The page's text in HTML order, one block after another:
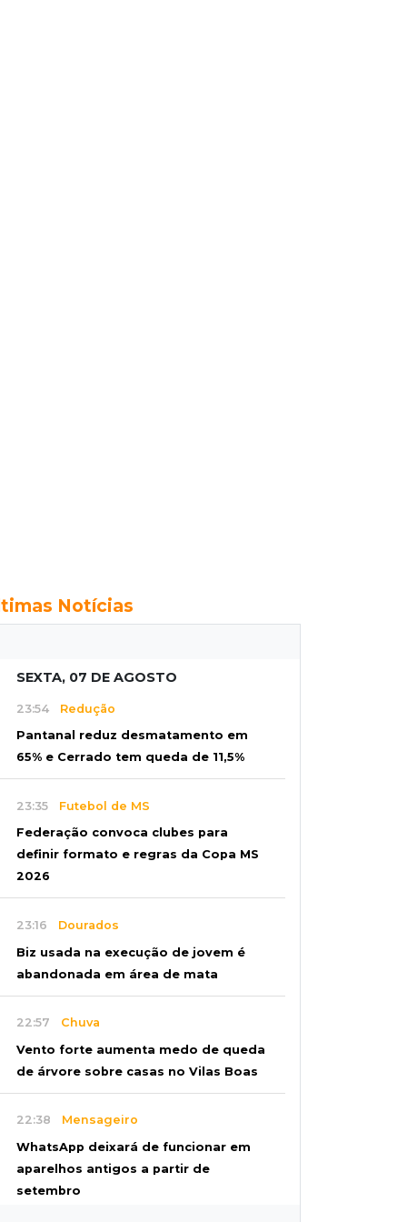
Notícias
SEXTA, 07 DE AGOSTO
23:54 Redução
Pantanal reduz desmatamento em
65% e Cerrado tem queda de 11,5%
23:35 Futebol de MS
Federação convoca clubes para
definir formato e regras da Copa MS
2026
23:16 Dourados
Biz usada na execução de jovem é
abandonada em área de mata
22:57 Chuva
Vento forte aumenta medo de queda
de árvore sobre casas no Vilas Boas
22:38 Mensageiro
WhatsApp deixará de funcionar em
aparelhos antigos a partir de
setembro